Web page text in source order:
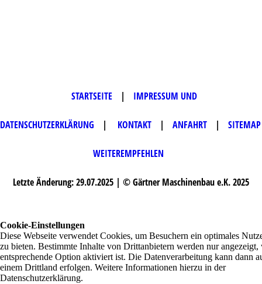
STARTSEITE | IMPRESSUM UND
DATENSCHUTZERKLÄRUNG | KONTAKT | ANFAHRT | SITEMAP
WEITEREMPFEHLEN
Letzte Änderung: 29.07.2025 | © Gärtner Maschinenbau e.K. 2025
Cookie-Einstellungen
Diese Webseite verwendet Cookies, um Besuchern ein optimales
zu bieten. Bestimmte Inhalte von Drittanbietern werden nur angezeigt,
entsprechende Option aktiviert ist. Die Datenverarbeitung kann dann
einem Drittland erfolgen. Weitere Informationen hierzu in der
Datenschutzerklärung.